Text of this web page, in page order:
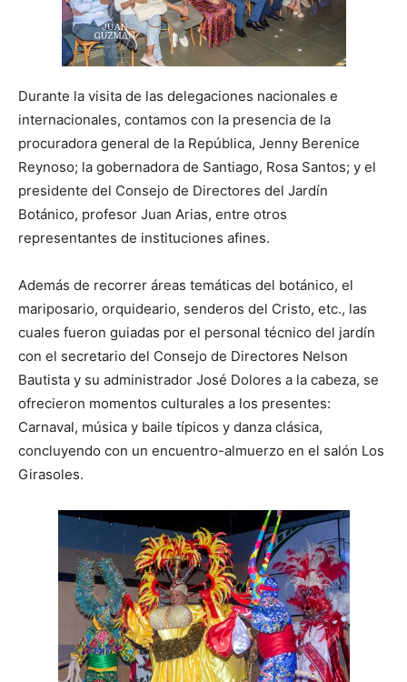
Durante la visita de las delegaciones nacionales e
internacionales, contamos con la presencia de la
procuradora general de la República, Jenny Berenice
Reynoso; la gobernadora de Santiago, Rosa Santos; y el
presidente del Consejo de Directores del Jardín
Botánico, profesor Juan Arias, entre otros
representantes de instituciones afines.
Además de recorrer áreas temáticas del botánico, el
mariposario, orquideario, senderos del Cristo, etc., las
cuales fueron guiadas por el personal técnico del jardín
con el secretario del Consejo de Directores Nelson
Bautista y su administrador José Dolores a la cabeza, se
ofrecieron momentos culturales a los presentes:
Carnaval, música y baile típicos y danza clásica,
concluyendo con un encuentro-almuerzo en el salón Los
Girasoles.